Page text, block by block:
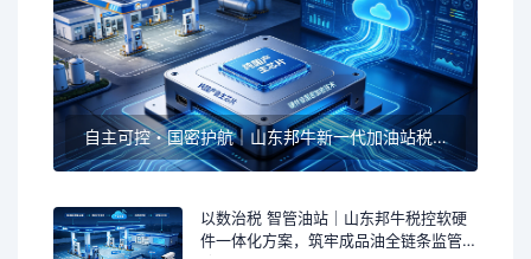
自主可控・国密护航｜山东邦牛新一代加油站税控采集设备全面升级，筑牢成品油智慧监管安全底座
以数治税 智管油站｜山东邦牛税控软硬
件一体化方案，筑牢成品油全链条监管